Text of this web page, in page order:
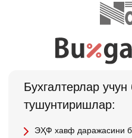
Бухгалтерлар
тушунтиришлар:
ЭҲФ хавф даражасини